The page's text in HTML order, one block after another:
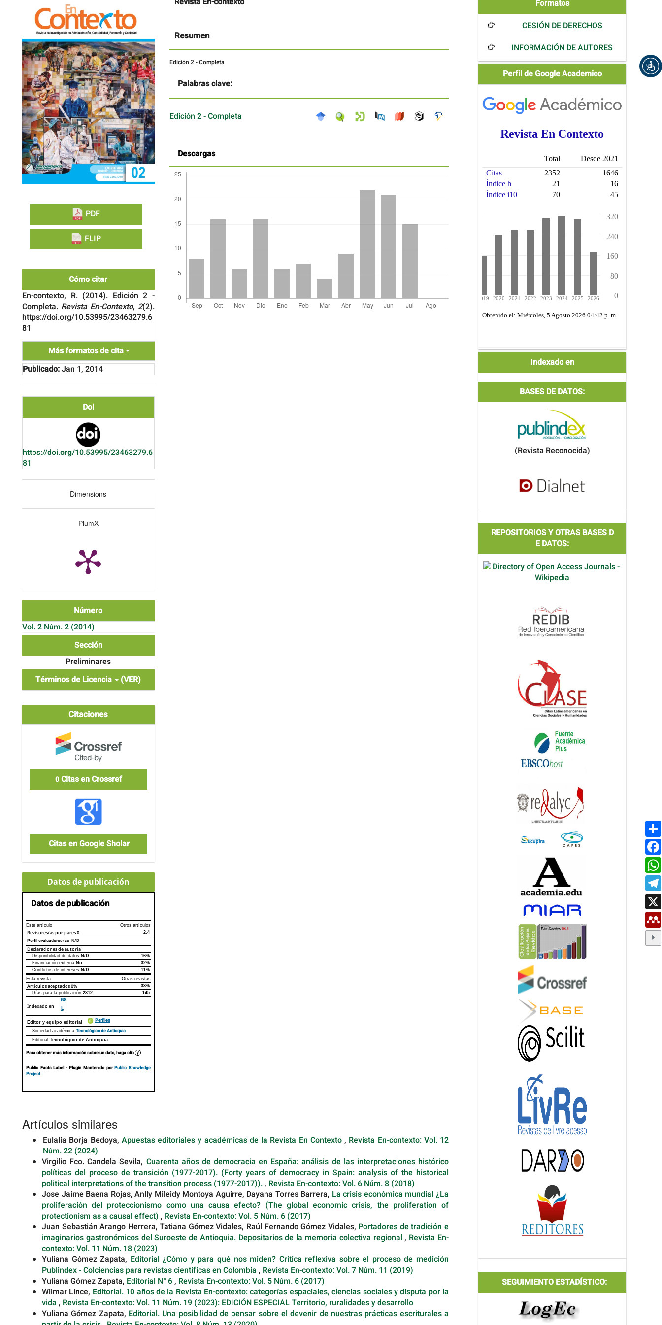
lateral
del
artículo
PDF
FLIP
Cómo citar
En-contexto, R. (2014). Edición 2 -
Completa. Revista En-Contexto, 2(2).
https://doi.org/10.53995/23463279.6
81
Más formatos de cita
Publicado:Jan 1, 2014
Doi
https://doi.org/10.53995/23463279.6
81
Dimensions
PlumX
Número
Vol. 2 Núm. 2 (2014)
Sección
Preliminares
Términos de Licencia
(VER)
Citaciones
0Citas en Crossref
Citas en Google Sholar
Datos de publicación
Datos de publicación
Este artículo Otros artículos
Revisores/as por pares0 2.4
Perfil evaluadores/as N/D
Declaraciones de autoría
Declaraciones de autoríaEste artículo
Disponibilidad de datos N/D
16%
Financiación externa No
32%
Conflictos de intereses N/D
11%
Esta revista
Otras revistas
Artículos aceptados0%
33%
Días para la publicación 2312 145
Indexado en
GS
L
Editor y equipo editorial Perfiles
Sociedad académica Tecnológico de Antioquia
Editorial Tecnológico de Antioquia
Para obtener más información sobre un dato, haga clic
Public Facts Label - Plugin Mantenido porPublic Knowledge
Project
principal
Resumen
Edición 2 - Completa
Palabras clave:
Edición 2 - Completa
Descargas
Artículos similares
Eulalia Borja Bedoya, Apuestas editoriales y académicas de la Revista En Contexto , Revista En-contexto: Vol. 12
Núm. 22 (2024)
Virgilio Fco. Candela Sevila, Cuarenta años de democracia en España: análisis de las interpretaciones histórico
políticas del proceso de transición (1977-2017). (Forty years of democracy in Spain: analysis of the historical
political interpretations of the transition process (1977-2017))., Revista En-contexto: Vol. 6 Núm. 8 (2018)
Jose Jaime Baena Rojas, Anlly Mileidy Montoya Aguirre, Dayana Torres Barrera, La crisis económica mundial ¿La
proliferación del proteccionismo como una causa efecto? (The global economic crisis, the proliferation of
protectionism as a causal effect) , Revista En-contexto: Vol. 5 Núm. 6 (2017)
Juan Sebastián Arango Herrera, Tatiana Gómez Vidales, Raúl Fernando Gómez Vidales, Portadores de tradición e
imaginarios gastronómicos del Suroeste de Antioquia. Depositarios de la memoria colectiva regional, Revista En-
contexto: Vol. 11 Núm. 18 (2023)
Yuliana Gómez Zapata, Editorial ¿Cómo y para qué nos miden? Crítica reflexiva sobre el proceso de medición
Publindex - Colciencias para revistas científicas en Colombia , Revista En-contexto: Vol. 7 Núm. 11 (2019)
Yuliana Gómez Zapata, Editorial N° 6, Revista En-contexto: Vol. 5 Núm. 6 (2017)
Wilmar Lince, Editorial. 10 años de la Revista En-contexto: categorías espaciales, ciencias sociales y disputa por la
vida , Revista En-contexto: Vol. 11 Núm. 19 (2023): EDICIÓN ESPECIAL Territorio, ruralidades y desarrollo
Yuliana Gómez Zapata, Editorial. Una posibilidad de pensar sobre el devenir de nuestras prácticas escriturales a
Formatos
CESIÓN DE DERECHOS
INFORMACIÓN DE AUTORES
ScholarPerfil de Google Academico
Indexado en
BASES DE DATOS:
(Revista Reconocida)
REPOSITORIOS Y OTRAS BASES D
E DATOS:
SEGUIMIENTO ESTADÍSTICO: